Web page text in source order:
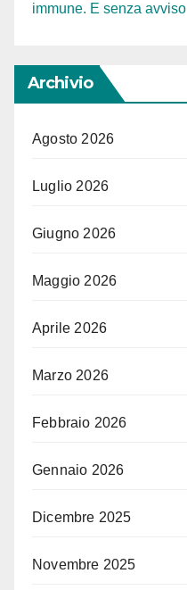
immune. E senza avviso
Archivio
Agosto 2026
Luglio 2026
Giugno 2026
Maggio 2026
Aprile 2026
Marzo 2026
Febbraio 2026
Gennaio 2026
Dicembre 2025
Novembre 2025